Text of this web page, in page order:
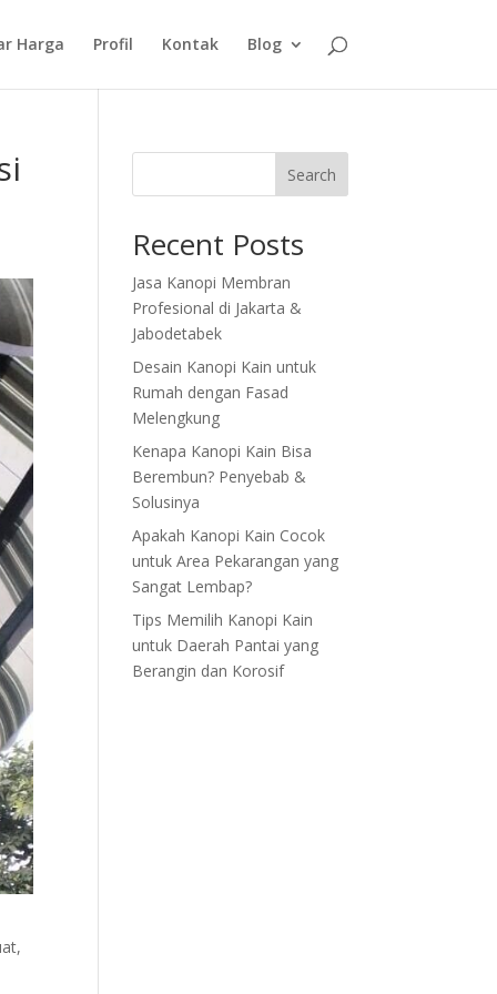
Harga Profil Kontak Blog
Search
Recent Posts
Jasa Kanopi Membran
Profesional di Jakarta &
Jabodetabek
Desain Kanopi Kain untuk
Rumah dengan Fasad
Melengkung
Kenapa Kanopi Kain Bisa
Berembun? Penyebab &
Solusinya
Apakah Kanopi Kain Cocok
untuk Area Pekarangan yang
Sangat Lembap?
Tips Memilih Kanopi Kain
untuk Daerah Pantai yang
Berangin dan Korosif